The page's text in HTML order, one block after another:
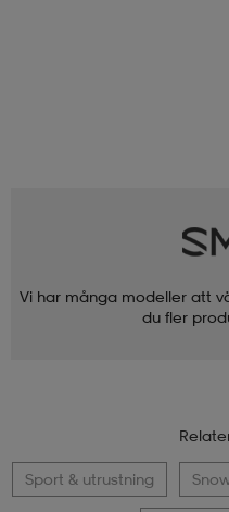
Vi har många modeller att
du fler
Sport & utrustning